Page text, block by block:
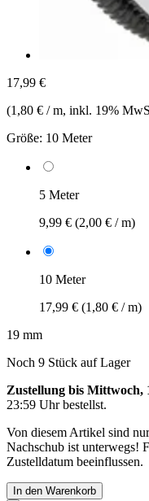
17,99 €
(1,80 € / m, inkl. 19%
Größe: 10 Meter
5 Meter
9,99 € (2,00 € / m)
10 Meter
17,99 € (1,80 € / m)
19 mm
Noch 9 Stück auf Lager
Zustellung bis Mittwoch,
23:59 Uhrbestellst.
Von diesem Artikel sind
Nachschub ist unterwegs!
Zustelldatum beeinflussen.
In den Warenkorb